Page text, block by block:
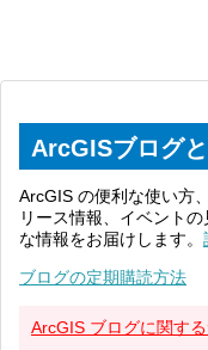
ArcGISブログ
ArcGIS の便利な使い方
リース情報、イベント
な情報をお届けします。
ブログの定期購読方法
ArcGIS ブログに関す